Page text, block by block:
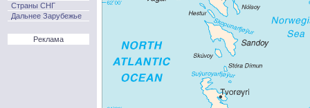
Страны СНГ
Дальнее Зарубежье
Реклама